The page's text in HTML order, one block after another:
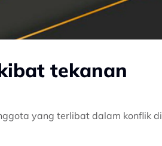
tekanan
yang terlibat dalam konflik di